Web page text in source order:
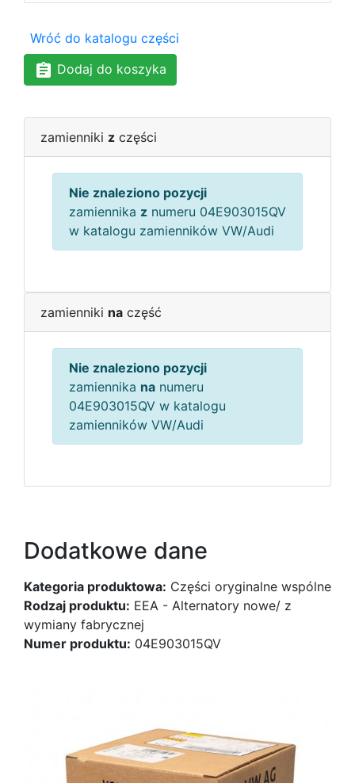
Wróć do katalogu części
Dodaj do koszyka
zamienniki z części
Nie znaleziono pozycji
zamiennika z numeru 04E903015QV
w katalogu zamienników VW/Audi
zamienniki na część
Nie znaleziono pozycji
zamiennika na numeru
04E903015QV w katalogu
zamienników VW/Audi
Dodatkowe dane
Kategoria produktowa: Części oryginalne wspólne
Rodzaj produktu: EEA - Alternatory nowe/ z
wymiany fabrycznej
Numer produktu: 04E903015QV